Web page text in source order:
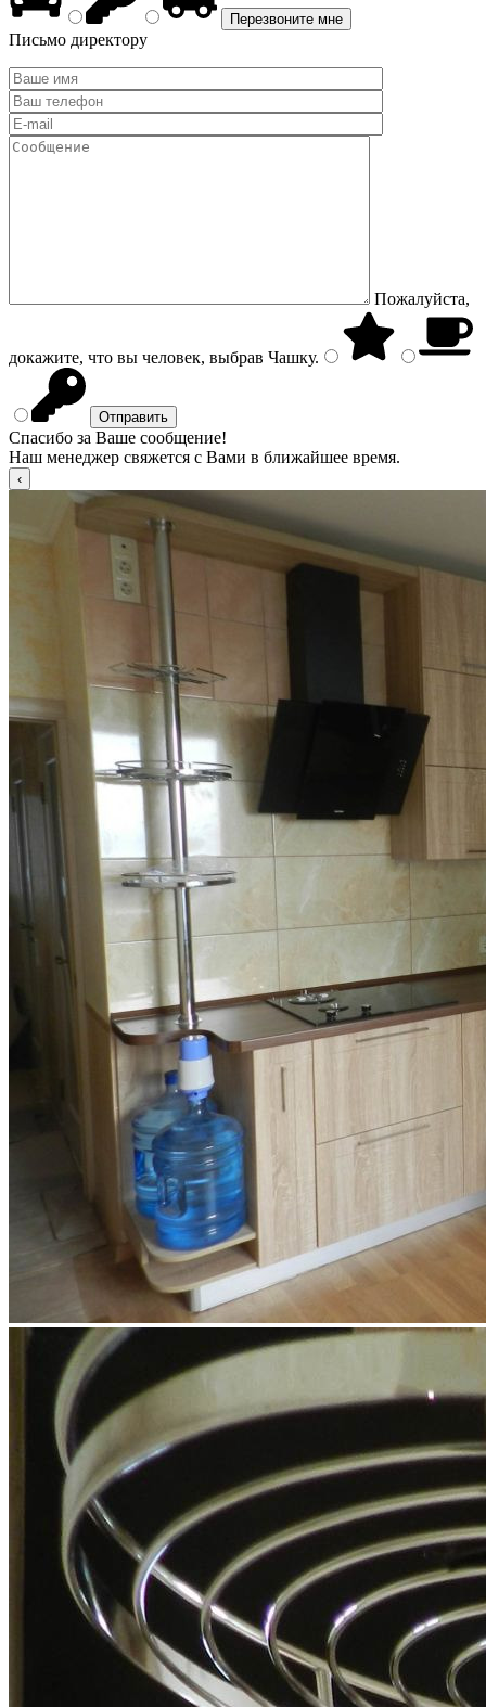
Письмо директору
Пожалуйста,
докажите, что вы человек, выбрав Чашку.
Спасибо за Ваше сообщение!
Наш менеджер свяжется с Вами в ближайшее время.